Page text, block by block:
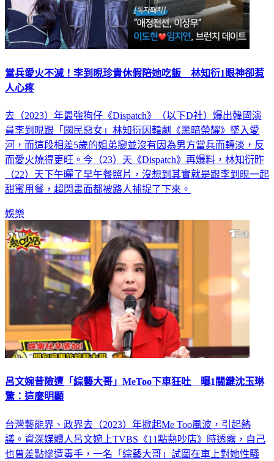
當兵愛火不滅！李到晛珍貴休假陪她吃飯 林知衍1眼神卻惹
人心疼
去（2023）年最強狗仔《Dispatch》（以下D社）爆出韓國演
員李到晛跟「國民惡女」林知衍因韓劇《黑暗榮耀》墜入愛
河，而這段相差5歲的姐弟戀並沒有因為男方當兵而轉淡，反
而愛火燒得更旺。今（23）天《Dispatch》再爆料，林知衍昨
（22）天下午曬了早午餐照片，沒想到其實就是跟李到晛一起
甜蜜用餐，超閃畫面都被路人捕捉了下來。
娛樂
呂文婉昔險遭「綜藝大哥」MeToo下車狂吐 曝1關鍵沈玉琳
驚：這麼明顯
台灣藝能界、政界去（2023）年掀起Me Too風波，引起熱
議。資深媒體人呂文婉上TVBS《11點熱吵店》時透露，自己
也曾差點慘遭毒手，一名「綜藝大哥」試圖在車上對她性騷